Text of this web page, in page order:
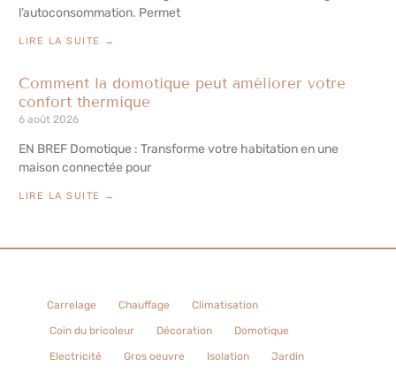
l’autoconsommation. Permet
LIRE LA SUITE →
Comment la domotique peut améliorer votre
confort thermique
6 août 2026
EN BREF Domotique : Transforme votre habitation en une
maison connectée pour
LIRE LA SUITE →
Carrelage Chauffage Climatisation
Coin du bricoleur Décoration Domotique
Electricité Gros oeuvre Isolation Jardin